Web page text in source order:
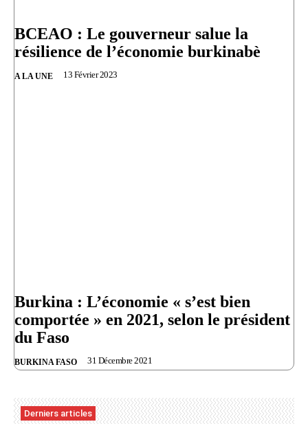
BCEAO : Le gouverneur salue la
résilience de l’économie burkinabè
A LA UNE 13 Février 2023
Burkina : L’économie « s’est bien
comportée » en 2021, selon le président
du Faso
BURKINA FASO 31 Décembre 2021
Derniers articles